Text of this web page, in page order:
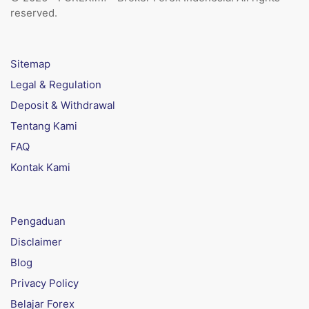
reserved.
Sitemap
Legal & Regulation
Deposit & Withdrawal
Tentang Kami
FAQ
Kontak Kami
Pengaduan
Disclaimer
Blog
Privacy Policy
Belajar Forex